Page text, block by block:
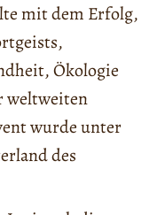
mit dem Erfolg,
Ökologie
weltweiten
wurde unter
des